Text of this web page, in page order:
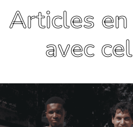
Articles
avec